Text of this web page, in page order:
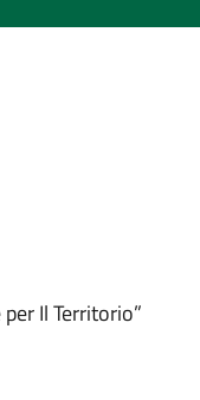
Il Territorio”